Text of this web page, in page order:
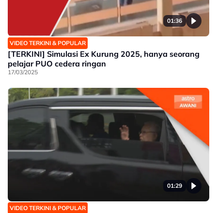
01:36
VIDEO TERKINI & POPULAR
[TERKINI] Simulasi Ex Kurung 2025, hanya seorang
pelajar PUO cedera ringan
17/03/2025
01:29
VIDEO TERKINI & POPULAR